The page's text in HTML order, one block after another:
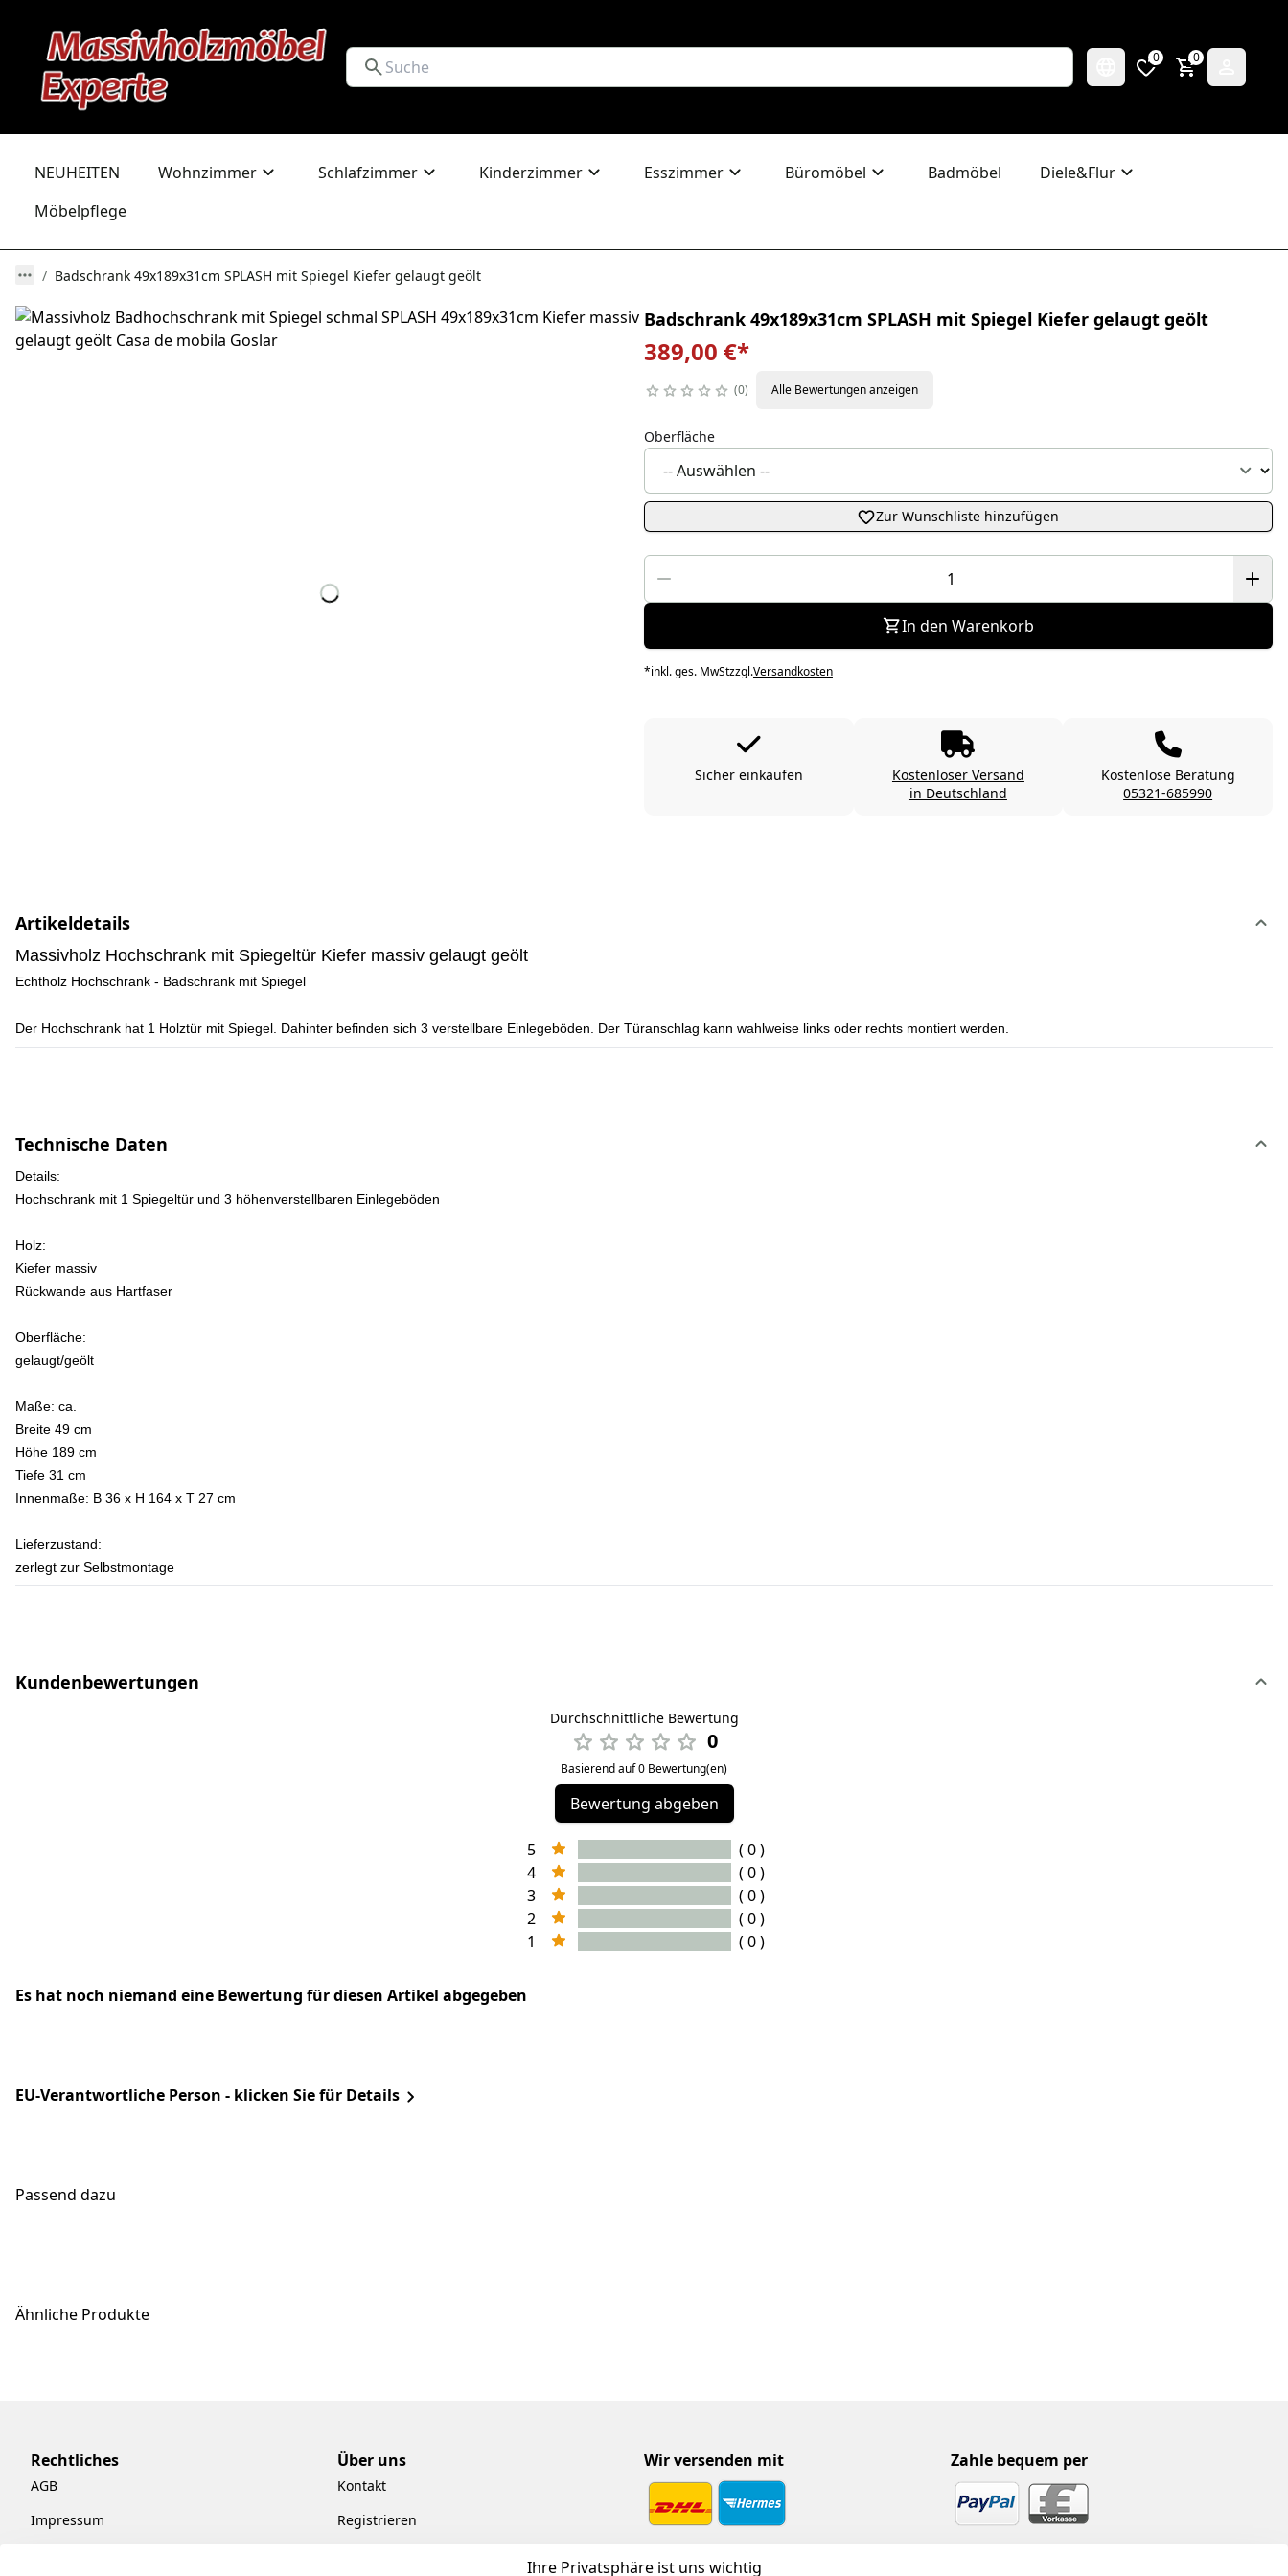
0 0
NEUHEITEN Wohnzimmer Schlafzimmer Kinderzimmer Esszimmer Büromöbel Badmöbel
Diele&Flur
Möbelpflege
Badschrank 49x189x31cm SPLASH mit Spiegel Kiefer gelaugt geölt
Badschrank 49x189x31cm SPLASH mit Spiegel Kiefer gelaugt geölt
389,00 €*
0 Alle Bewertungen anzeigen
Oberfläche
Zur Wunschliste hinzufügen
In den Warenkorb
*inkl. ges. MwStzzgl.Versandkosten
Sicher einkaufen
Kostenloser Versand
in Deutschland
Kostenlose Beratung
05321-685990
Artikeldetails
Massivholz Hochschrank mit Spiegeltür Kiefer massiv gelaugt geölt
Echtholz Hochschrank - Badschrank mit Spiegel
Der Hochschrank hat 1 Holztür mit Spiegel. Dahinter befinden sich 3 verstellbare Einlegeböden. Der Türanschlag kann wahlweise links oder rechts montiert werden.
Technische Daten
Details:
Hochschrank mit 1 Spiegeltür und 3 höhenverstellbaren Einlegeböden
Holz:
Kiefer massiv
Rückwande aus Hartfaser
Oberfläche:
gelaugt/geölt
Maße: ca.
Breite 49 cm
Höhe 189 cm
Tiefe 31 cm
Innenmaße: B 36 x H 164 x T 27 cm
Lieferzustand:
zerlegt zur Selbstmontage
Kundenbewertungen
Durchschnittliche Bewertung
0
Basierend auf 0 Bewertung(en)
Bewertung abgeben
5
( 0 )
4
( 0 )
3
( 0 )
2
( 0 )
1
( 0 )
Es hat noch niemand eine Bewertung für diesen Artikel abgegeben
EU-Verantwortliche Person - klicken Sie für Details
Passend dazu
Ähnliche Produkte
Ihre Privatsphäre ist uns wichtig
Rechtliches
AGB
Impressum
Über uns
Kontakt
Registrieren
Wir versenden mit Zahle bequem per